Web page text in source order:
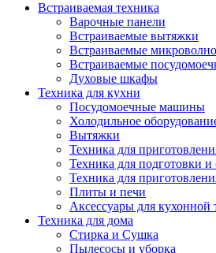
Встраиваемая техника
Варочные панели
Встраиваемые вытяжки
Встраиваемые
Встраиваемые
Духовые шкафы
Техника для кухни
Посудомоечные машины
Холодильное
Вытяжки
Техника для
Техника для подготовки и
Техника для
Плиты и печи
Аксессуары для кухонной
Техника для дома
Стирка и Сушка
Пылесосы и уборка